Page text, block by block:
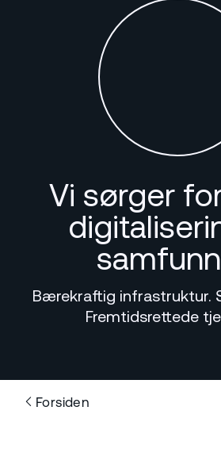
Vi sørger
Bærekraftig infrastruktur.
Fremtidsrettede
Forsiden